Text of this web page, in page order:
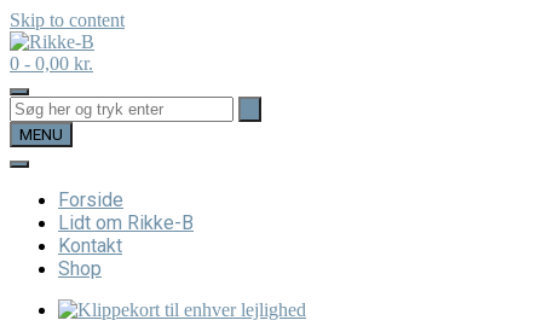
Skip to content
0 - 0,00 kr.
MENU
Forside
Lidt om Rikke-B
Kontakt
Shop